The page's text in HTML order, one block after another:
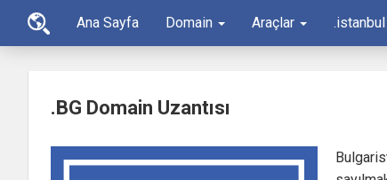
Ana Sayfa Domain Araçlar
.BG Domain Uzantısı